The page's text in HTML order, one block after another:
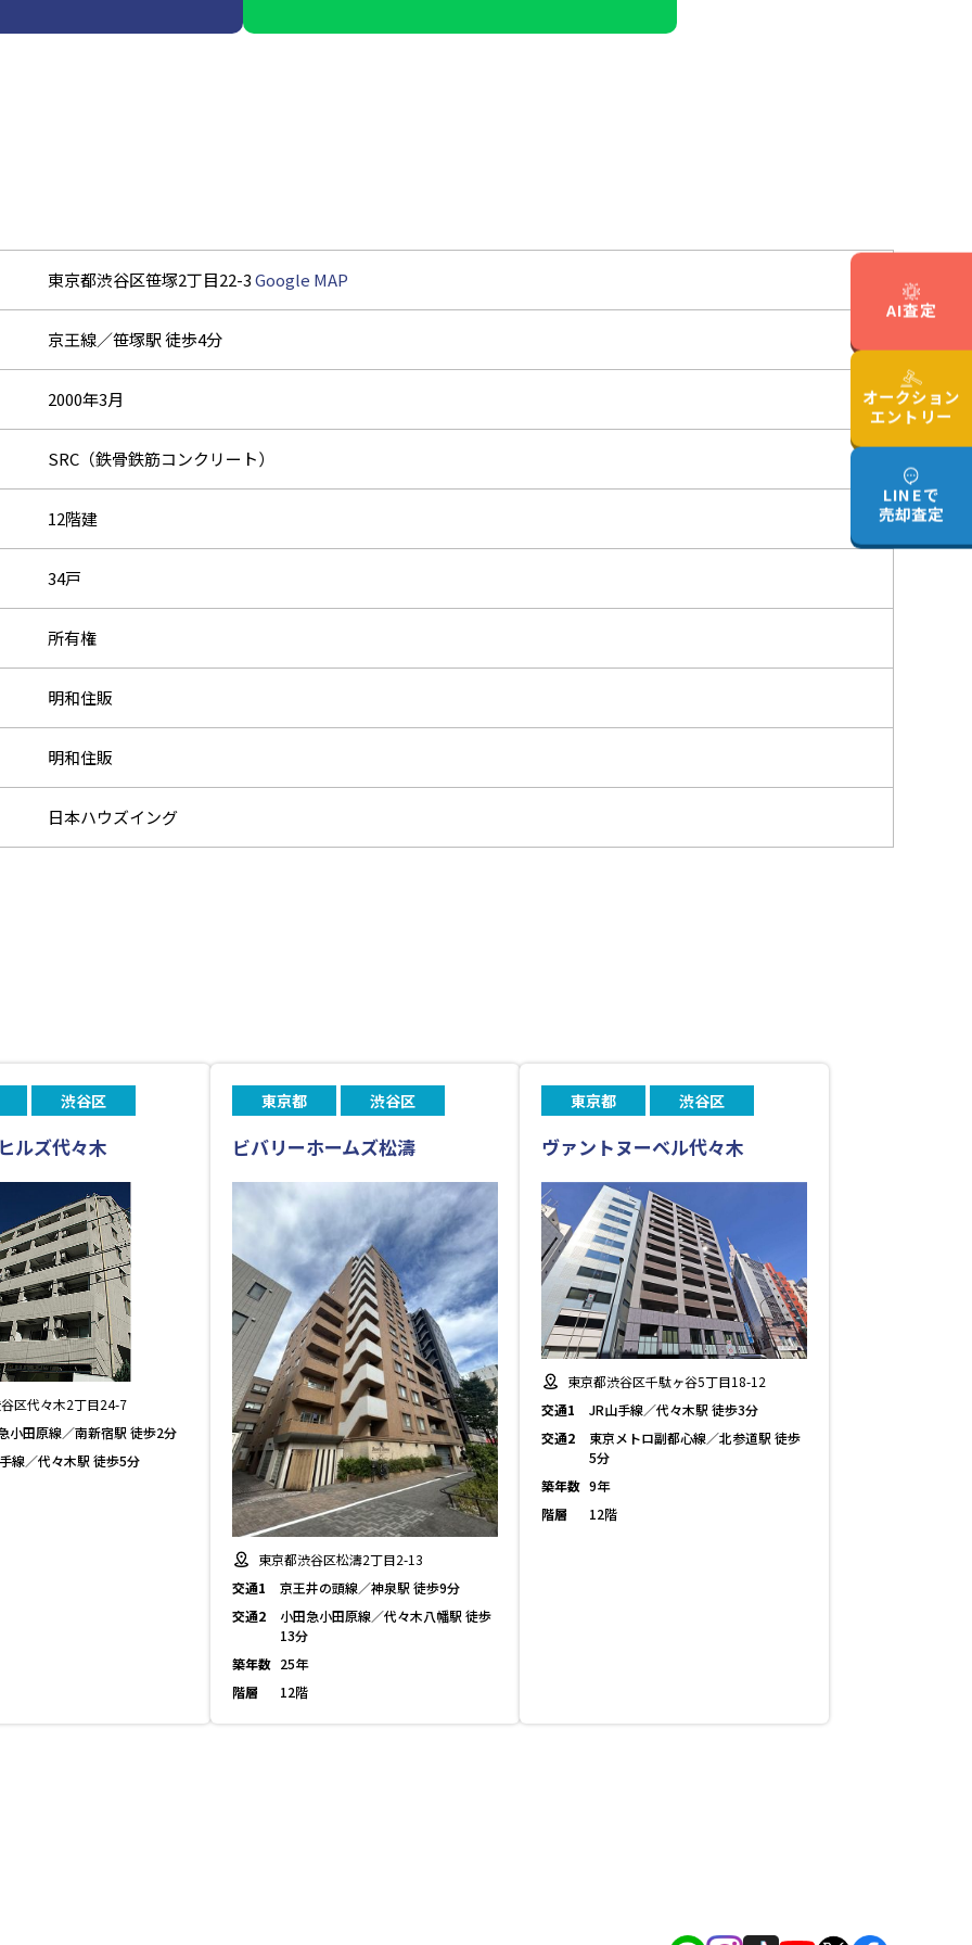
東京都渋谷区笹塚2丁目22-3Google MAP
京王線／笹塚駅 徒歩4分
2000年3月
SRC（鉄骨鉄筋コンクリート）
12階建
34戸
所有権
明和住販
明和住販
日本ハウズイング
渋谷区
ルズ代々木
区代々木2丁目24-7
小田原線／南新宿駅 徒歩2分
線／代々木駅 徒歩5分
東京都 渋谷区
ビバリーホームズ松濤
東京都渋谷区松濤2丁目2-13
交通1
京王井の頭線／神泉駅 徒歩9分
交通2
小田急小田原線／代々木八幡駅 徒歩
13分
築年数 25年
階層
12階
東京都 渋谷区
ヴァントヌーベル代々木
東京都渋谷区千駄ヶ谷5丁目18-12
交通1
JR山手線／代々木駅 徒歩3分
交通2
東京メトロ副都心線／北参道駅 徒歩
5分
築年数 9年
階層
12階
AI査定
オークション
エントリー
LINEで
売却査定